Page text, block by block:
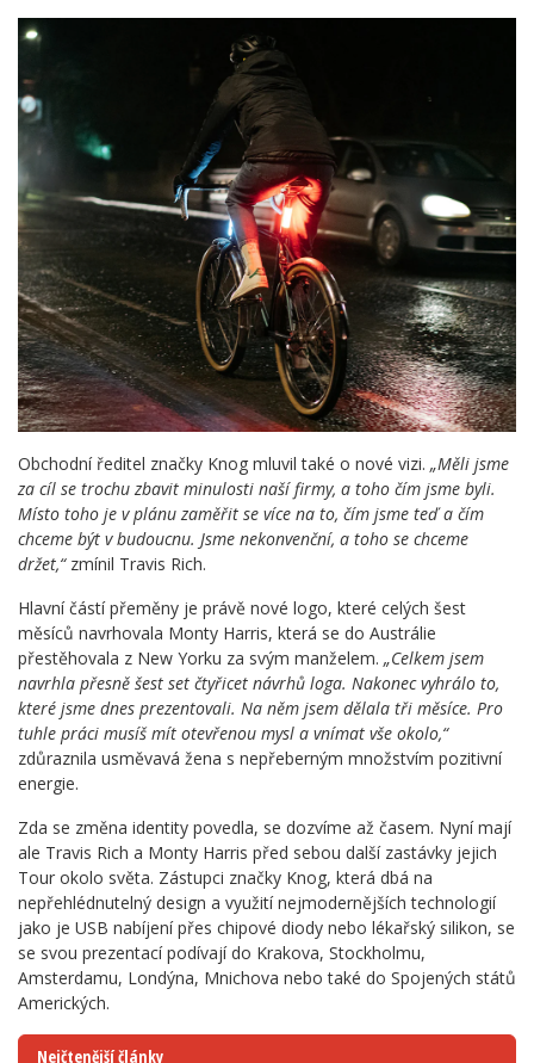
Obchodní ředitel značky Knog mluvil také o nové vizi. „Měli jsme
za cíl se trochu zbavit minulosti naší firmy, a toho čím jsme byli.
Místo toho je v plánu zaměřit se více na to, čím jsme teď a čím
chceme být v budoucnu. Jsme nekonvenční, a toho se chceme
držet,“ zmínil Travis Rich.
Hlavní částí přeměny je právě nové logo, které celých šest
měsíců navrhovala Monty Harris, která se do Austrálie
přestěhovala z New Yorku za svým manželem. „Celkem jsem
navrhla přesně šest set čtyřicet návrhů loga. Nakonec vyhrálo to,
které jsme dnes prezentovali. Na něm jsem dělala tři měsíce. Pro
tuhle práci musíš mít otevřenou mysl a vnímat vše okolo,“
zdůraznila usměvavá žena s nepřeberným množstvím pozitivní
energie.
Zda se změna identity povedla, se dozvíme až časem. Nyní mají
ale Travis Rich a Monty Harris před sebou další zastávky jejich
Tour okolo světa. Zástupci značky Knog, která dbá na
nepřehlédnutelný design a využití nejmodernějších technologií
jako je USB nabíjení přes chipové diody nebo lékařský silikon, se
se svou prezentací podívají do Krakova, Stockholmu,
Amsterdamu, Londýna, Mnichova nebo také do Spojených států
Amerických.
Nejčtenější články